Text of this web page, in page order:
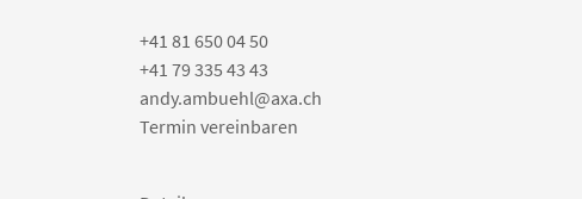
+41 81 650 04 50
+41 79 335 43 43
andy.ambuehl@axa.ch
Termin vereinbaren